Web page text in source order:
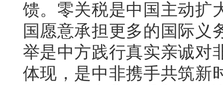
馈。零关税是中国主动扩
国愿意承担更多的国际义
举是中方践行真实亲诚对
体现，是中非携手共筑新